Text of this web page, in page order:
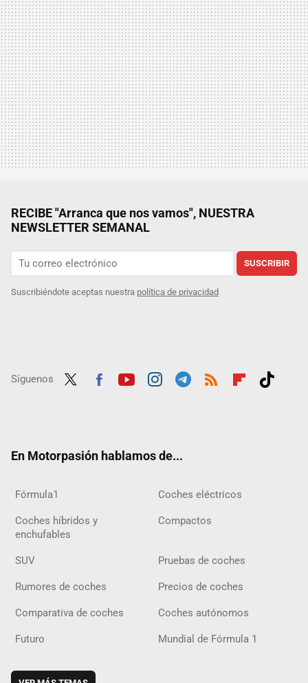
RECIBE "Arranca que nos vamos", NUESTRA
NEWSLETTER SEMANAL
SUSCRIBIR
Suscribiéndote aceptas nuestra política de privacidad
Síguenos
En Motorpasión hablamos de...
Fórmula1 Coches eléctricos
Coches híbridos y
enchufables
Compactos
SUV Pruebas de coches
Rumores de coches Precios de coches
Comparativa de coches Coches autónomos
Futuro Mundial de Fórmula 1